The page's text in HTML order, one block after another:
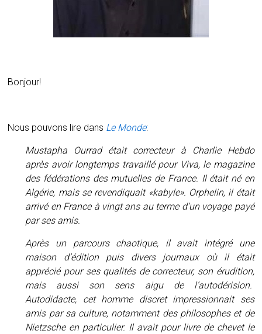
Bonjour!
Nous pouvons lire dans Le Monde:
Mustapha Ourrad était correcteur à Charlie Hebdo
après avoir longtemps travaillé pour Viva, le magazine
des fédérations des mutuelles de France. Il était né en
Algérie, mais se revendiquait «kabyle». Orphelin, il était
arrivé en France à vingt ans au terme d’un voyage payé
par ses amis.
Après un parcours chaotique, il avait intégré une
maison d’édition puis divers journaux où il était
apprécié pour ses qualités de correcteur, son érudition,
mais aussi son sens aigu de l’autodérision.
Autodidacte, cet homme discret impressionnait ses
amis par sa culture, notamment des philosophes et de
Nietzsche en particulier. Il avait pour livre de chevet le